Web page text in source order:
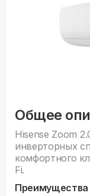
Общее
Hisense Zoom
инверторных
комфортного
Fi.
Преимущества